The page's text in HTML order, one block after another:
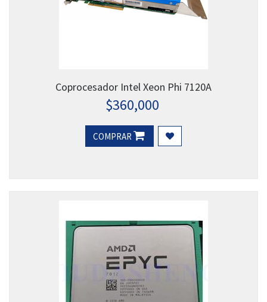
Coprocesador Intel Xeon Phi 7120A
$360,000
COMPRAR